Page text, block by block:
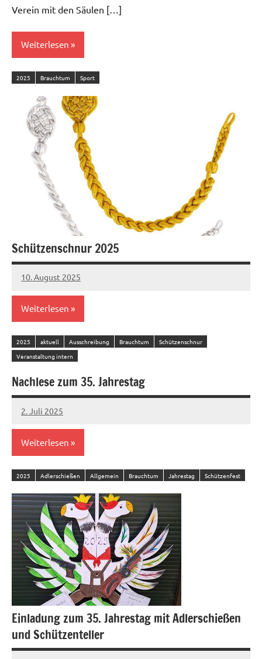
Verein mit den Säulen […]
Weiterlesen
2025 Brauchtum Sport
Schützenschnur 2025
10. August 2025
Sandro
Worowsky
Weiterlesen
2025 aktuell Ausschreibung Brauchtum
Schützenschnur
Veranstaltung intern
Nachlese zum 35. Jahrestag
2. Juli 2025
Sandro
Worowsky
Weiterlesen
2025 Adlerschießen Allgemein Brauchtum Jahrestag Schützenfest
Einladung zum 35. Jahrestag mit Adlerschießen
und Schützenteller